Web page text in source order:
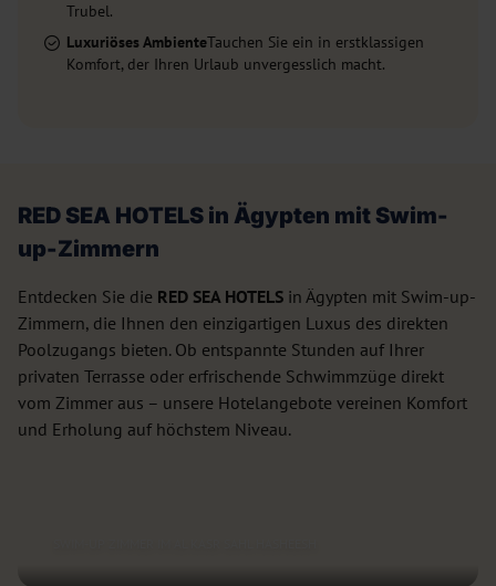
Trubel.
Luxuriöses AmbienteTauchen Sie ein in erstklassigen
Komfort, der Ihren Urlaub unvergesslich macht.
RED SEA HOTELS in Ägypten mit Swim-
up-Zimmern
Entdecken Sie die RED SEA HOTELS in Ägypten mit Swim-up-
Zimmern, die Ihnen den einzigartigen Luxus des direkten
Poolzugangs bieten. Ob entspannte Stunden auf Ihrer
privaten Terrasse oder erfrischende Schwimmzüge direkt
vom Zimmer aus – unsere Hotelangebote vereinen Komfort
und Erholung auf höchstem Niveau.